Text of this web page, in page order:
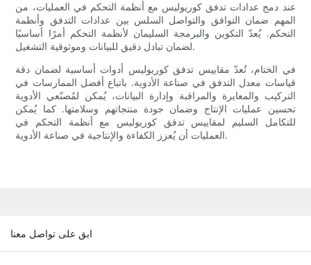
عند دمج عدادات تدفق كوريوليس مع أنظمة التحكم في العمليات، من
المهم ضمان التوافق والتواصل السلس بين عدادات التدفق وأنظمة
التحكم. يُعدّ التكوين والبرمجة السليمان لأنظمة التحكم أمرًا أساسيًا
لضمان تبادل دقيق للبيانات وموثوقية التشغيل.
في الختام، تُعدّ مقاييس تدفق كوريوليس أدوات أساسية لضمان دقة
قياسات معدل التدفق في صناعة الأدوية. باتباع أفضل الممارسات في
التركيب والمعايرة والمراقبة وإدارة البيانات، يُمكن لمُصنّعي الأدوية
تحسين عمليات الإنتاج وضمان جودة منتجاتهم وسلامتها. كما يُمكن
للتكامل السليم لمقاييس تدفق كوريوليس مع أنظمة التحكم في
العمليات أن يُعزز الكفاءة والإنتاجية في صناعة الأدوية.
ابق على تواصل معنا